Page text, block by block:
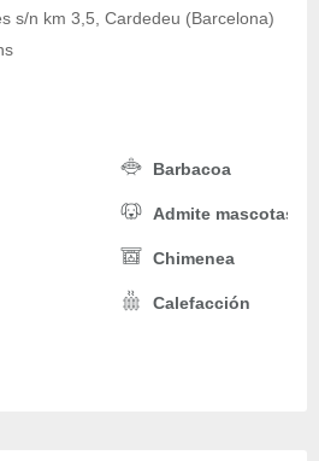
s/n km 3,5, Cardedeu (Barcelona)
Barbacoa
Admite mascotas
Chimenea
Calefacción